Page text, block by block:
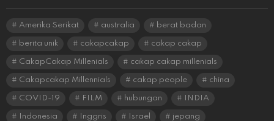
Amerika Serikat australia berat badan
berita unik cakapcakap cakap cakap
CakapCakap Millenials cakap cakap millenials
Cakapcakap Millennials cakap people china
COVID-19 FILM hubungan INDIA
Indonesia Inggris Israel jepang